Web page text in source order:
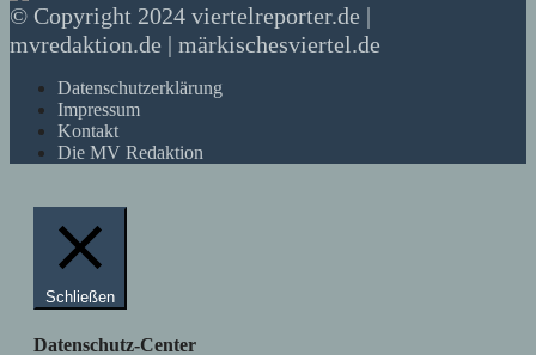
© Copyright 2024 viertelreporter.de |
mvredaktion.de | märkischesviertel.de
Datenschutzerklärung
Impressum
Kontakt
Die MV Redaktion
Schließen
Datenschutz-Center